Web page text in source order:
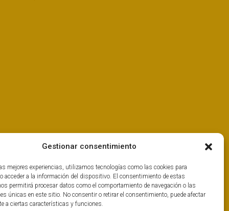
Gestionar consentimiento
mejores experiencias, utilizamos tecnologías como las cookies para
acceder a la información del dispositivo. El consentimiento de estas
permitirá procesar datos como el comportamiento de navegación o las
únicas en este sitio. No consentir o retirar el consentimiento, puede afectar
a ciertas características y funciones.